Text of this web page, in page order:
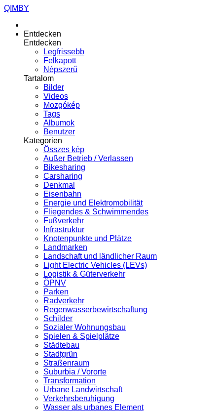
QIMBY
Entdecken
Entdecken
Legfrissebb
Felkapott
Népszerű
Tartalom
Bilder
Videos
Mozgókép
Tags
Albumok
Benutzer
Kategorien
Összes kép
Außer Betrieb / Verlassen
Bikesharing
Carsharing
Denkmal
Eisenbahn
Energie und Elektromobilität
Fliegendes & Schwimmendes
Fußverkehr
Infrastruktur
Knotenpunkte und Plätze
Landmarken
Landschaft und ländlicher Raum
Light Electric Vehicles (LEVs)
Logistik & Güterverkehr
ÖPNV
Parken
Radverkehr
Regenwasserbewirtschaftung
Schilder
Sozialer Wohnungsbau
Spielen & Spielplätze
Städtebau
Stadtgrün
Straßenraum
Suburbia / Vororte
Transformation
Urbane Landwirtschaft
Verkehrsberuhigung
Wasser als urbanes Element